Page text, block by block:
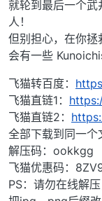
就轮到最后一个武
人！
但别担心，在你拯
会有一些
飞猫转百度：
飞猫直链1：
飞猫直链2：
全部下载到同一个
解压码：ookkgg
飞猫优惠码：
PS：请勿在线解